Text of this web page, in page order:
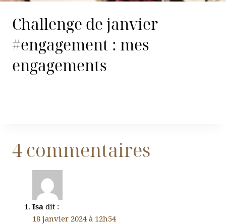
Challenge de janvier
#engagement : mes
engagements
4 commentaires
Isa dit :
18 janvier 2024 à 12h54